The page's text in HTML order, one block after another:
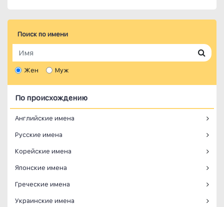
Поиск по имени
Жен Муж
По происхождению
Английские имена
Русские имена
Корейские имена
Японские имена
Греческие имена
Украинские имена